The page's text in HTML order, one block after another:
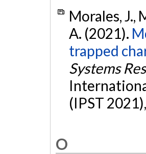
Morales, J.,
A. (2021).
trapped
Systems
(IPST
O